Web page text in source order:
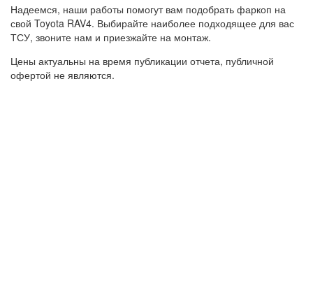
Надеемся, наши работы помогут вам подобрать фаркоп на
свой Toyota RAV4. Выбирайте наиболее подходящее для вас
ТСУ, звоните нам и приезжайте на монтаж.
Цены актуальны на время публикации отчета, публичной
офертой не являются.